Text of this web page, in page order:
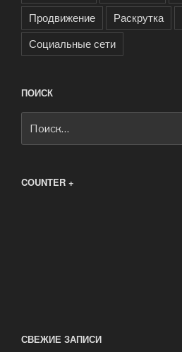
Продвижение
Раскрутка
Социальные сети
ПОИСК
COUNTER +
СВЕЖИЕ ЗАПИСИ